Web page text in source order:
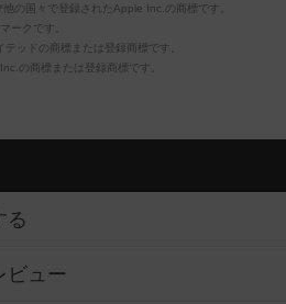
の国々で登録されたApple Inc.の商標です。
ークです。
ッドの商標または登録商標です。
の商標または登録商標です。
る
ビュー